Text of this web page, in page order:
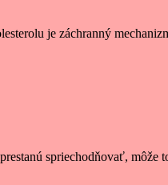
je záchranný
spriechodňovať,